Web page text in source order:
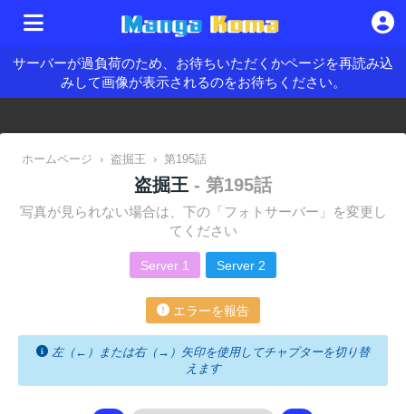
サーバーが過負荷のため、お待ちいただくかページを再読み込
みして画像が表示されるのをお待ちください。
ホームページ › 盗掘王 › 第195話
盗掘王 - 第195話
写真が見られない場合は、下の「フォトサーバー」を変更し
てください
Server 1 Server 2
エラーを報告
左（←）または右（→）矢印を使用してチャプターを切り替
えます